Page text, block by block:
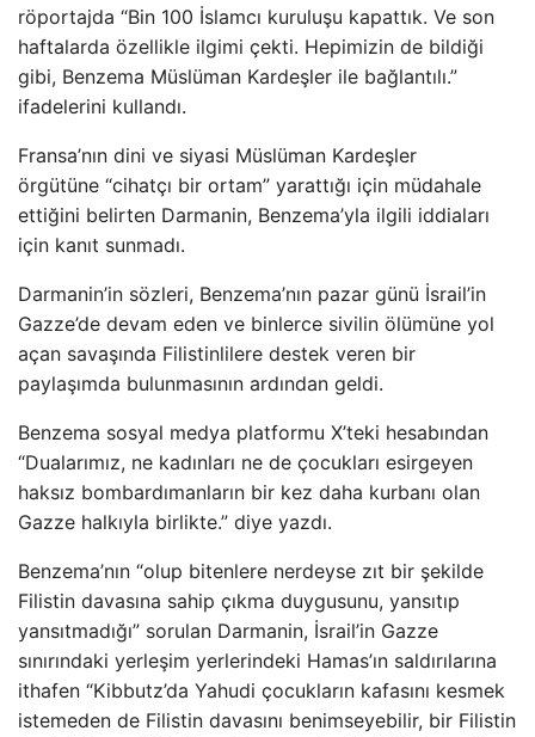
röportajda “Bin 100 İslamcı kuruluşu kapattık. Ve son
haftalarda özellikle ilgimi çekti. Hepimizin de bildiği
gibi, Benzema Müslüman Kardeşler ile bağlantılı.”
ifadelerini kullandı.
Fransa’nın dini ve siyasi Müslüman Kardeşler
örgütüne “cihatçı bir ortam” yarattığı için müdahale
ettiğini belirten Darmanin, Benzema’yla ilgili iddiaları
için kanıt sunmadı.
Darmanin’in sözleri, Benzema’nın pazar günü İsrail’in
Gazze’de devam eden ve binlerce sivilin ölümüne yol
açan savaşında Filistinlilere destek veren bir
paylaşımda bulunmasının ardından geldi.
Benzema sosyal medya platformu X’teki hesabından
“Dualarımız, ne kadınları ne de çocukları esirgeyen
haksız bombardımanların bir kez daha kurbanı olan
Gazze halkıyla birlikte.” diye yazdı.
Benzema’nın “olup bitenlere nerdeyse zıt bir şekilde
Filistin davasına sahip çıkma duygusunu, yansıtıp
yansıtmadığı” sorulan Darmanin, İsrail’in Gazze
sınırındaki yerleşim yerlerindeki Hamas’ın saldırılarına
ithafen “Kibbutz’da Yahudi çocukların kafasını kesmek
istemeden de Filistin davasını benimseyebilir, bir Filistin